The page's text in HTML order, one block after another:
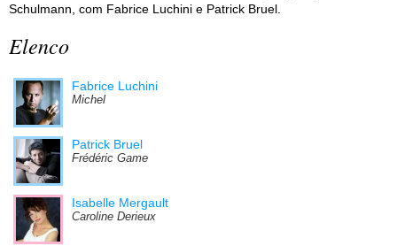
Schulmann, com Fabrice Luchini e Patrick Bruel.
Elenco
Fabrice Luchini
Michel
Patrick Bruel
Frédéric Game
Isabelle Mergault
Caroline Derieux